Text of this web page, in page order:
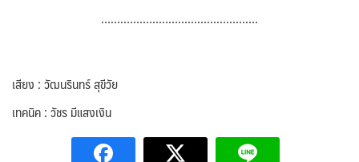
………………………………………….
เสียง : วัฒนรินทร์ สุขีวัย
เทคนิค : วัชร มีแสงเงิน